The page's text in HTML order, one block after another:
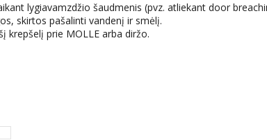
lygiavamzdžio šaudmenis (pvz. atliekant door
skirtos pašalinti vandenį ir smėlį.
krepšelį prie MOLLE arba diržo.